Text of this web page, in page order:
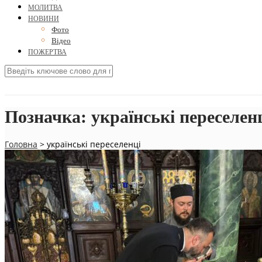
МОЛИТВА
НОВИНИ
Фото
Відео
ПОЖЕРТВА
Позначка: українські
Головна > українські переселенці